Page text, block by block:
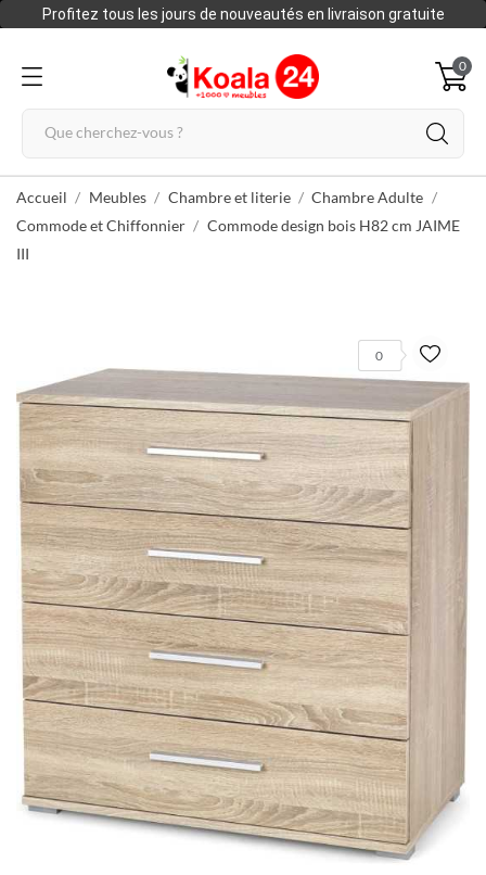
Profitez tous les jours de nouveautés en livraison gratuite
0
Accueil Meubles Chambre et literie
Chambre Adulte
Commode et Chiffonnier
Commode design bois H82 cm JAIME
III
0